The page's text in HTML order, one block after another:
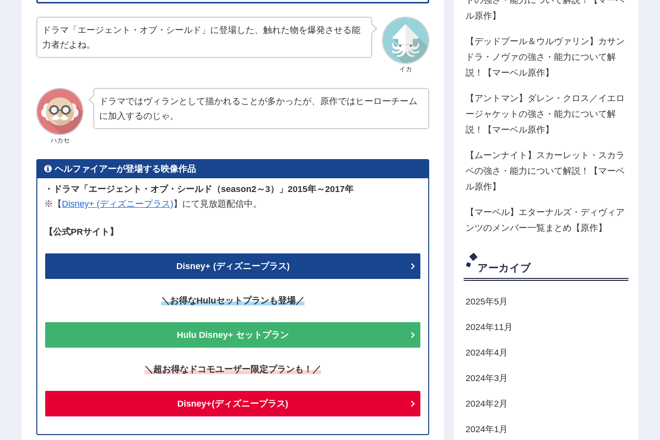
イカ
ドラマ「エージェント・オブ・シールド」に登場した、触れた物を爆発させる能
力者だよね。
ハカセ
ドラマではヴィランとして描かれることが多かったが、原作ではヒーローチーム
に加入するのじゃ。
ヘルファイアーが登場する映像作品
・ドラマ「エージェント・オブ・シールド（season2～3）」2015年～2017年
※【 Disney+ (ディズニープラス) 】にて見放題配信中。
【公式PRサイト】
Disney+ (ディズニープラス)
＼お得なHuluセットプランも登場／
Hulu Disney+ セットプラン
＼超お得なドコモユーザー限定プランも！／
Disney+(ディズニープラス)
ル原作】
【デッドプール＆ウルヴァリン】カサン
ドラ・ノヴァの強さ・能力について解
説！【マーベル原作】
【アントマン】ダレン・クロス／イエロ
ージャケットの強さ・能力について解
説！【マーベル原作】
【ムーンナイト】スカーレット・スカラ
ベの強さ・能力について解説！【マーベ
ル原作】
【マーベル】エターナルズ・ディヴィア
ンツのメンバー一覧まとめ【原作】
アーカイブ
2025年5月
2024年11月
2024年4月
2024年3月
2024年2月
2024年1月